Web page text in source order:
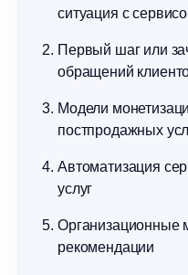
ситуация с
Первый шаг или
обращений
Модели
постпродажных
Автоматизация
услуг
Организационные
рекомендации